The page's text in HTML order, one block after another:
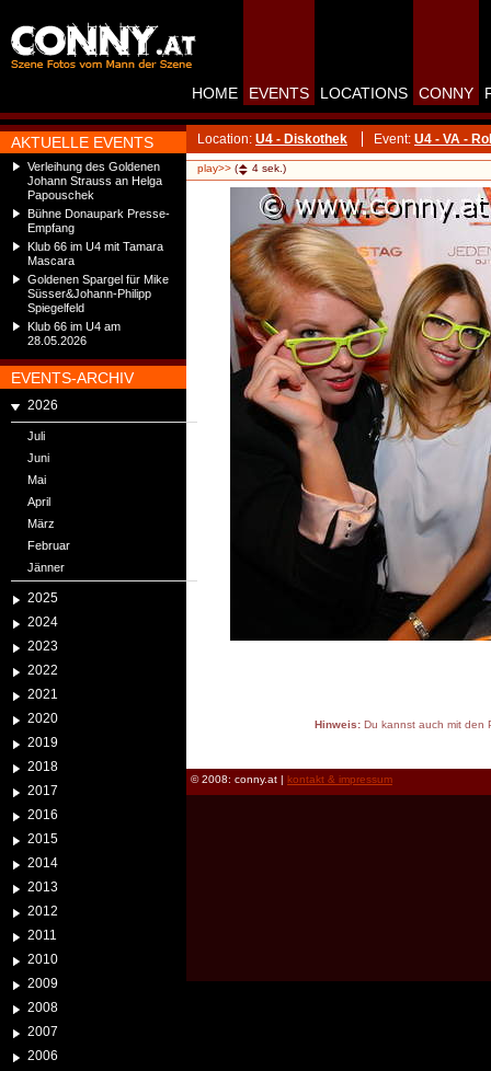
AKTUELLE EVENTS
Verleihung des Goldenen
Johann Strauss an Helga
Papouschek
Bühne Donaupark Presse-
Empfang
Klub 66 im U4 mit Tamara
Mascara
Goldenen Spargel für Mike
Süsser&Johann-Philipp
Spiegelfeld
Klub 66 im U4 am
28.05.2026
EVENTS-ARCHIV
2026
Juli
Juni
Mai
April
März
Februar
Jänner
2025
2024
2023
2022
2021
2020
2019
2018
2017
2016
2015
2014
2013
2012
2011
2010
2009
2008
2007
2006
HOME EVENTS LOCATIONS CONNY
Location: U4 - Diskothek Event: U4 - VA -
play>> ( 4 sek.)
Hinweis:Du kannst auch mit den
© 2008: conny.at | kontakt & impressum